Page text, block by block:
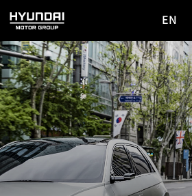
HYUNDAI
MOTOR
GROUP
사이
이동
EN